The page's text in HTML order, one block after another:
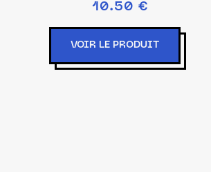
10.50 €
VOIR LE PRODUIT